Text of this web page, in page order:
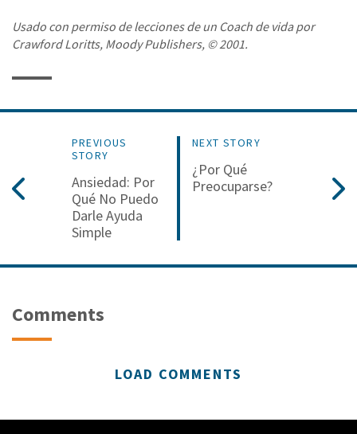
Usado con permiso de lecciones de un Coach de vida por
Crawford Loritts, Moody Publishers, © 2001.
PREVIOUS
STORY
Ansiedad: Por
Qué No Puedo
Darle Ayuda
Simple
NEXT STORY
¿Por Qué
Preocuparse?
Comments
LOAD COMMENTS